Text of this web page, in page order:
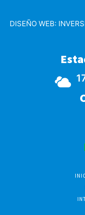
DISEÑO WEB: